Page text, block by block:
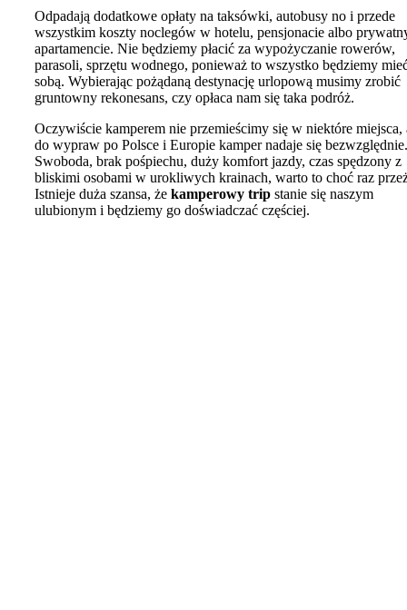
Odpadają dodatkowe opłaty na taksówki, autobusy no i przede
wszystkim koszty noclegów w hotelu, pensjonacie albo
apartamencie. Nie będziemy płacić za wypożyczanie rowerów,
parasoli, sprzętu wodnego, ponieważ to wszystko będziemy
sobą. Wybierając pożądaną destynację urlopową musimy zrobić
gruntowny rekonesans, czy opłaca nam się taka podróż.
Oczywiście kamperem nie przemieścimy się w niektóre miejsca,
do wypraw po Polsce i Europie kamper nadaje się bezwzględnie.
Swoboda, brak pośpiechu, duży komfort jazdy, czas spędzony z
bliskimi osobami w urokliwych krainach, warto to choć raz
Istnieje duża szansa, że kamperowy trip stanie się naszym
ulubionym i będziemy go doświadczać częściej.